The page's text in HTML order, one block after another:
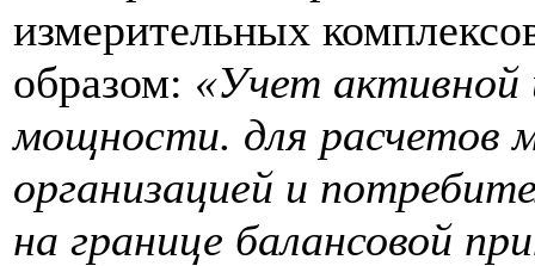
измерительных
образом: «Учет активной
мощности. для расчетов
организацией и
на границе балансовой